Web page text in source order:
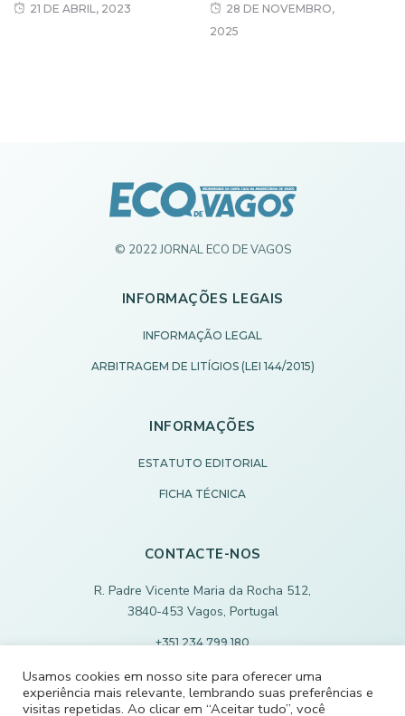
21 DE ABRIL, 2023
28 DE NOVEMBRO,
2025
© 2022 JORNAL ECO DE VAGOS
INFORMAÇÕES LEGAIS
INFORMAÇÃO LEGAL
ARBITRAGEM DE LITÍGIOS (LEI 144/2015)
INFORMAÇÕES
ESTATUTO EDITORIAL
FICHA TÉCNICA
CONTACTE-NOS
R. Padre Vicente Maria da Rocha 512,
3840-453 Vagos, Portugal
+351 234 799 180
ECODEVAGOS@SCMVAGOS.EU
Usamos cookies em nosso site para oferecer uma
experiência mais relevante, lembrando suas preferências e
visitas repetidas. Ao clicar em “Aceitar tudo”, você